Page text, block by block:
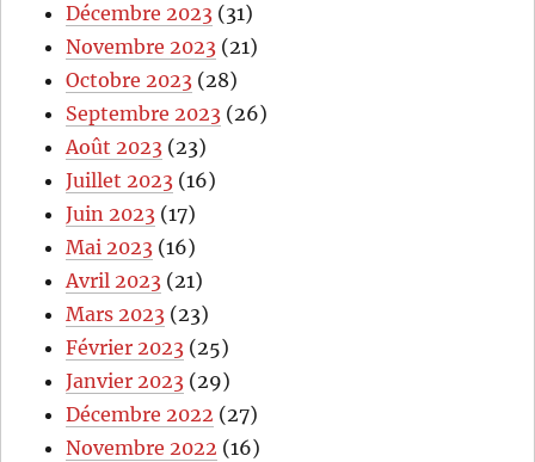
Décembre 2023 (31)
Novembre 2023 (21)
Octobre 2023 (28)
Septembre 2023 (26)
Août 2023 (23)
Juillet 2023 (16)
Juin 2023 (17)
Mai 2023 (16)
Avril 2023 (21)
Mars 2023 (23)
Février 2023 (25)
Janvier 2023 (29)
Décembre 2022 (27)
Novembre 2022 (16)